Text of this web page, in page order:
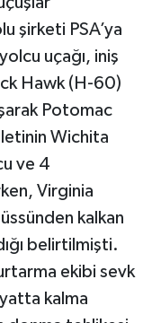
şirketi PSA’ya
uçağı, iniş
Hawk (H-60)
Potomac
Wichita
ve 4
Virginia
kalkan
belirtilmişti.
ekibi sevk
kalma